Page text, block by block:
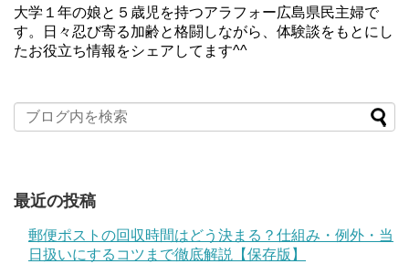
大学１年の娘と５歳児を持つアラフォー広島県民主婦で
す。日々忍び寄る加齢と格闘しながら、体験談をもとにし
たお役立ち情報をシェアしてます^^
最近の投稿
郵便ポストの回収時間はどう決まる？仕組み・例外・当
日扱いにするコツまで徹底解説【保存版】